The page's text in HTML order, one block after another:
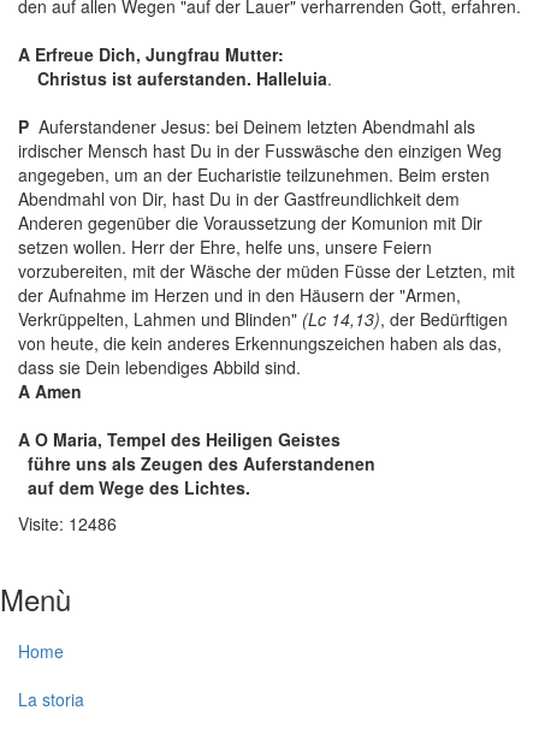
den auf allen Wegen "auf der Lauer" verharrenden Gott, erfahren.
A Erfreue Dich, Jungfrau Mutter:
Christus ist auferstanden. Halleluia.
P Auferstandener Jesus: bei Deinem letzten Abendmahl als
irdischer Mensch hast Du in der Fusswäsche den einzigen Weg
angegeben, um an der Eucharistie teilzunehmen. Beim ersten
Abendmahl von Dir, hast Du in der Gastfreundlichkeit dem
Anderen gegenüber die Voraussetzung der Komunion mit Dir
setzen wollen. Herr der Ehre, helfe uns, unsere Feiern
vorzubereiten, mit der Wäsche der müden Füsse der Letzten, mit
der Aufnahme im Herzen und in den Häusern der "Armen,
Verkrüppelten, Lahmen und Blinden" (Lc 14,13), der Bedürftigen
von heute, die kein anderes Erkennungszeichen haben als das,
dass sie Dein lebendiges Abbild sind.
A Amen
A O Maria, Tempel des Heiligen Geistes
führe uns als Zeugen des Auferstandenen
auf dem Wege des Lichtes.
Visite: 12486
Menù
Home
La storia